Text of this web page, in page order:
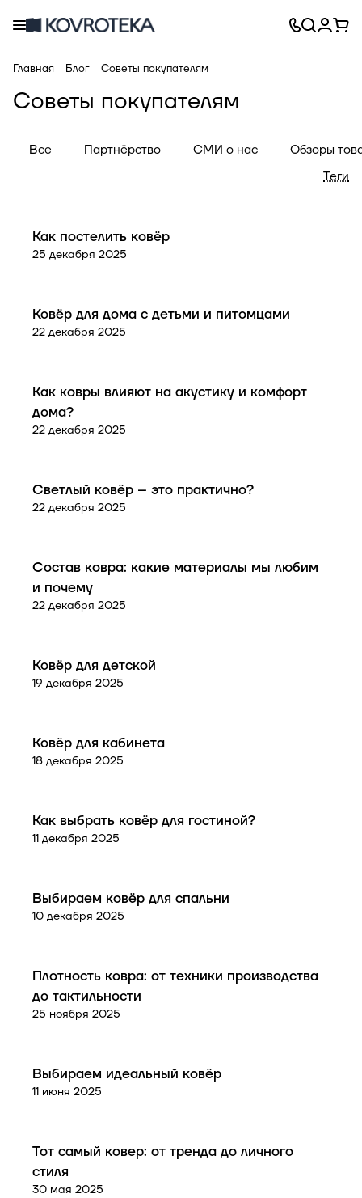
Главная Блог Советы покупателям
Советы покупателям
Все Партнёрство СМИ о нас
Обзоры
Теги
Советы покупателям
25 декабря 2025
Как постелить ковёр
Советы покупателям
22 декабря 2025
Ковёр для дома с детьми и питомцами
Советы покупателям
22 декабря 2025
Как ковры влияют на акустику и комфорт
дома?
Советы покупателям
22 декабря 2025
Светлый ковёр – это практично?
Советы покупателям
22 декабря 2025
Состав ковра: какие материалы мы любим
и почему
Советы покупателям
19 декабря 2025
Ковёр для детской
Советы покупателям
18 декабря 2025
Ковёр для кабинета
Советы покупателям
11 декабря 2025
Как выбрать ковёр для гостиной?
Советы покупателям
10 декабря 2025
Выбираем ковёр для спальни
Советы покупателям
25 ноября 2025
Плотность ковра: от техники производства
до тактильности
Советы покупателям
11 июня 2025
Выбираем идеальный ковёр
Советы покупателям
30 мая 2025
Тот самый ковер: от тренда до личного
стиля